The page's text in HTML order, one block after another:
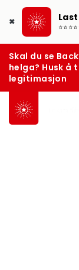
✖
Skal du se
helga? Husk å
legitimasjon